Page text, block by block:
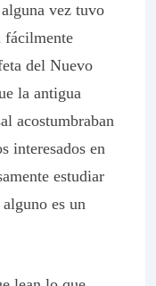
vez tuvo
fácilmente
del Nuevo
la antigua
acostumbraban
interesados en
estudiar
es un